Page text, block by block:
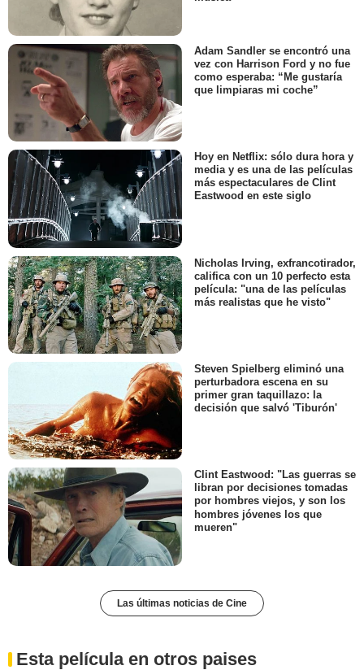
Adam Sandler se encontró una
vez con Harrison Ford y no fue
como esperaba: “Me gustaría
que limpiaras mi coche”
Hoy en Netflix: sólo dura hora y
media y es una de las películas
más espectaculares de Clint
Eastwood en este siglo
Nicholas Irving, exfrancotirador,
califica con un 10 perfecto esta
película: "una de las películas
más realistas que he visto"
Steven Spielberg eliminó una
perturbadora escena en su
primer gran taquillazo: la
decisión que salvó 'Tiburón'
Clint Eastwood: "Las guerras se
libran por decisiones tomadas
por hombres viejos, y son los
hombres jóvenes los que
mueren"
Las últimas noticias de Cine
Esta película en otros paises